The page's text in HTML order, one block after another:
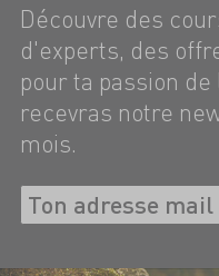
Découvre des
d'experts, des
pour ta passion
recevras notre
mois.